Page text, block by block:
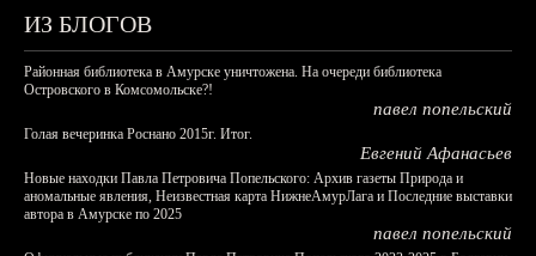
ИЗ БЛОГОВ
Районная библиотека в Амурске уничтожена. На очереди библиотека
Островского в Комсомольске?!
павел попельский
Голая вечеринка Роснано 2015г. Итог.
Евгений Афанасьев
Новые находки Павла Петровича Попельского: Архив газеты Природа и
аномальные явления, Неизвестная карта НижнеАмурЛага и Последние выставки
автора в Амурске по 2025
павел попельский